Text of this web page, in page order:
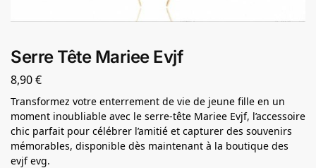
Serre Tête Mariee Evjf
8,90€
Transformez votre enterrement de vie de jeune fille en un
moment inoubliable avec le serre-tête Mariee Evjf, l’accessoire
chic parfait pour célébrer l’amitié et capturer des souvenirs
mémorables, disponible dès maintenant à la boutique des
evjf evg.